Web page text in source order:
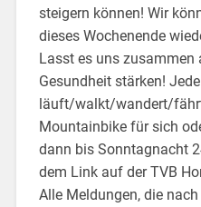
steigern können! Wir
dieses Wochenende
Lasst es uns zusammen
Gesundheit stärken!
läuft/walkt/wandert/
Mountainbike für sich
dann bis Sonntagnacht
dem Link auf der TVB
Alle Meldungen, die